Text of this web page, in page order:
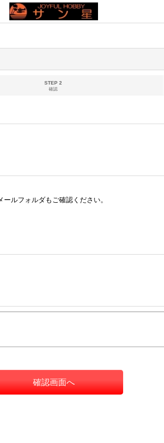
STEP 2
確認
ルフォルダもご確認ください。
確認画面へ